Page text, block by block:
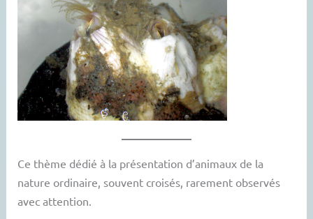
Ce thème dédié à la présentation d’animaux de la
nature ordinaire, souvent croisés, rarement observés
avec attention.